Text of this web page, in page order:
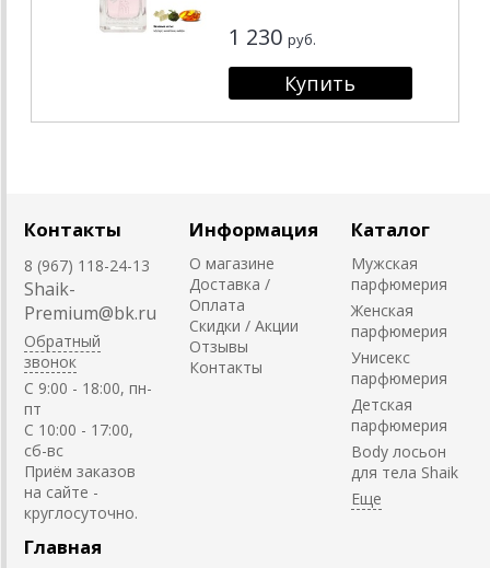
1 230 руб.
Контакты
8 (967) 118-24-13
Shaik-
Premium@bk.ru
Обратный
звонок
C 9:00 - 18:00, пн-
пт
С 10:00 - 17:00,
сб-вс
Приём заказов
на сайте -
круглосуточно.
Информация
О магазине
Доставка /
Оплата
Скидки / Акции
Отзывы
Контакты
Каталог
Мужская
парфюмерия
Женская
парфюмерия
Унисекс
парфюмерия
Детская
парфюмерия
Body лосьон
для тела Shaik
Главная